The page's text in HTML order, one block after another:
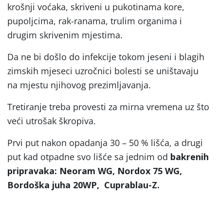
krošnji voćaka, skriveni u pukotinama kore,
pupoljcima, rak-ranama, trulim organima i
drugim skrivenim mjestima.
Da ne bi došlo do infekcije tokom jeseni i blagih
zimskih mjeseci uzročnici bolesti se uništavaju
na mjestu njihovog prezimljavanja.
Tretiranje treba provesti za mirna vremena uz što
veći utrošak škropiva.
Prvi put nakon opadanja 30 – 50 % lišća, a drugi
put kad otpadne svo lišće sa jednim od bakrenih
pripravaka: Neoram WG, Nordox 75 WG,
Bordoška juha 20WP, Cuprablau-Z.